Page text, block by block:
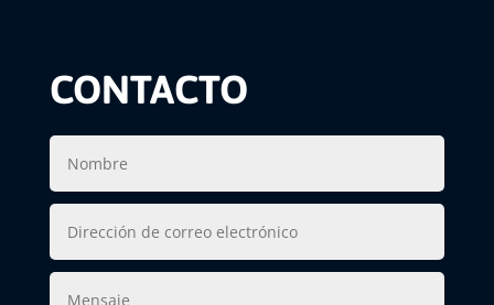
CONTACTO